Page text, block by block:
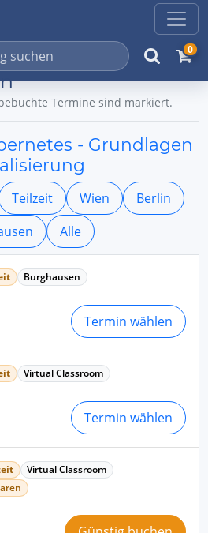
0
Termine sind markiert.
- Grundlagen
Teilzeit Wien
Berlin
Alle
Burghausen
Termin wählen
Virtual Classroom
Termin wählen
Virtual Classroom